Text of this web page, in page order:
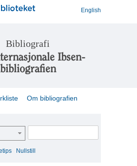
English
Bibliografi
Ibsen-
bibliografien
Om bibliografien
Nullstill